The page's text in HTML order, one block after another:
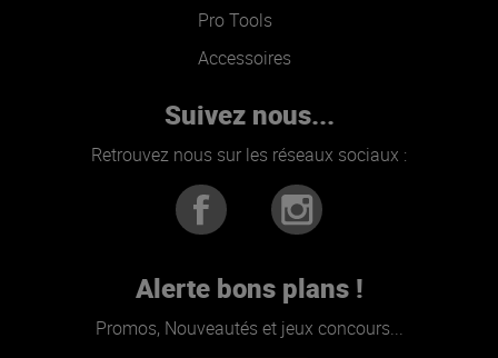
Pro Tools
Accessoires
Suivez nous...
Retrouvez nous sur les réseaux sociaux :
Alerte bons plans !
Promos, Nouveautés et jeux concours...